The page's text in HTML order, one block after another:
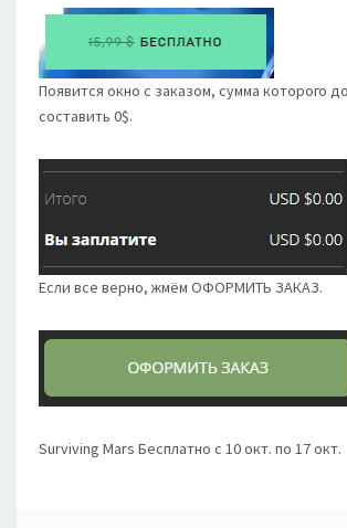
Появится окно с заказом, сумма которого
составить 0$.
Если все верно, жмём ОФОРМИТЬ ЗАКАЗ.
Surviving Mars Бесплатно с 10 окт. по 17 окт.